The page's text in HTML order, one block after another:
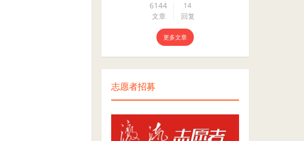
6144
文章
14
回复
更多文章
志愿者招募